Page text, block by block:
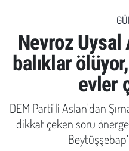
Nevroz Uysal
balıklar
evler
DEM Parti'li Aslan'dan
dikkat çeken soru
Ekonomi
Yerel Haberler
Süper Lig Puan
Tüm Manşetler
Son Dakika Haberleri
Haber Arşivi